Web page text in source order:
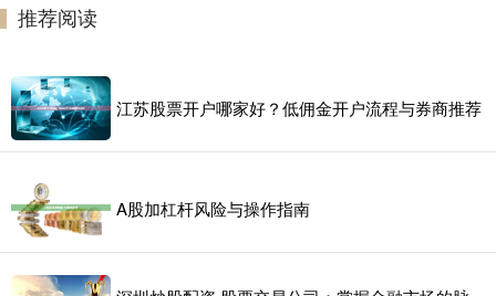
推荐阅读
江苏股票开户哪家好？低佣金开户流程与券商推荐
A股加杠杆风险与操作指南